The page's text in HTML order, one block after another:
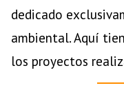
dedicado
ambiental. Aquí
los proyectos